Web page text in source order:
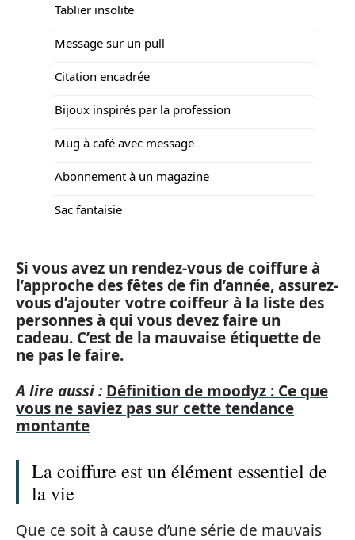
Tablier insolite
Message sur un pull
Citation encadrée
Bijoux inspirés par la profession
Mug à café avec message
Abonnement à un magazine
Sac fantaisie
Si vous avez un rendez-vous de coiffure à
l’approche des fêtes de fin d’année, assurez-
vous d’ajouter votre coiffeur à la liste des
personnes à qui vous devez faire un
cadeau. C’est de la mauvaise étiquette de
ne pas le faire.
A lire aussi : Définition de moodyz : Ce que
vous ne saviez pas sur cette tendance
montante
La coiffure est un élément essentiel de
la vie
Que ce soit à cause d’une série de mauvais